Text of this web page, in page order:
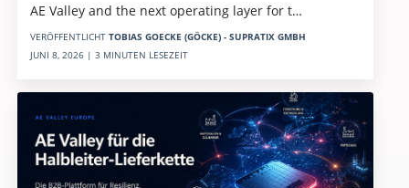
AE Valley and the next operating layer for t…
VERÖFFENTLICHT TOBIAS GOECKE (GÖCKE) - SUPRATIX GMBH
JUNI 8, 2026 | 3 MINUTEN LESEZEIT